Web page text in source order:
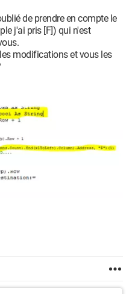
de prendre en compte le
j'ai pris [F]) qui n'est
modifications et vous les